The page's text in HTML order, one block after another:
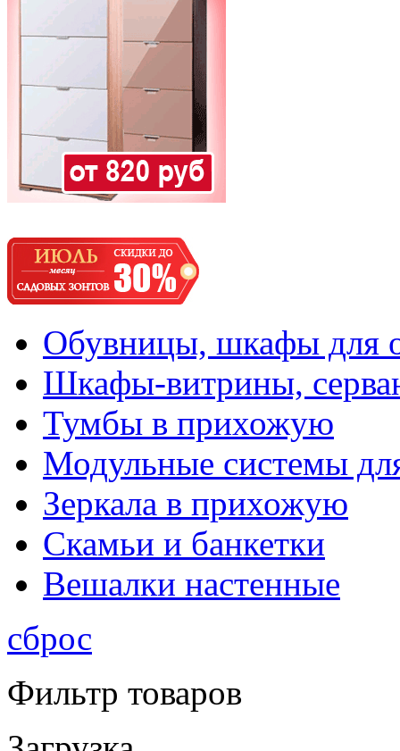
Обувницы, шкафы для
Шкафы-витрины,
Тумбы в прихожую
Модульные системы
Зеркала в прихожую
Скамьи и банкетки
Вешалки настенные
сброс
Фильтр товаров